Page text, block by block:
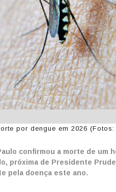
por dengue em 2026
confirmou a morte de um
próxima de Presidente
pela doença este ano.